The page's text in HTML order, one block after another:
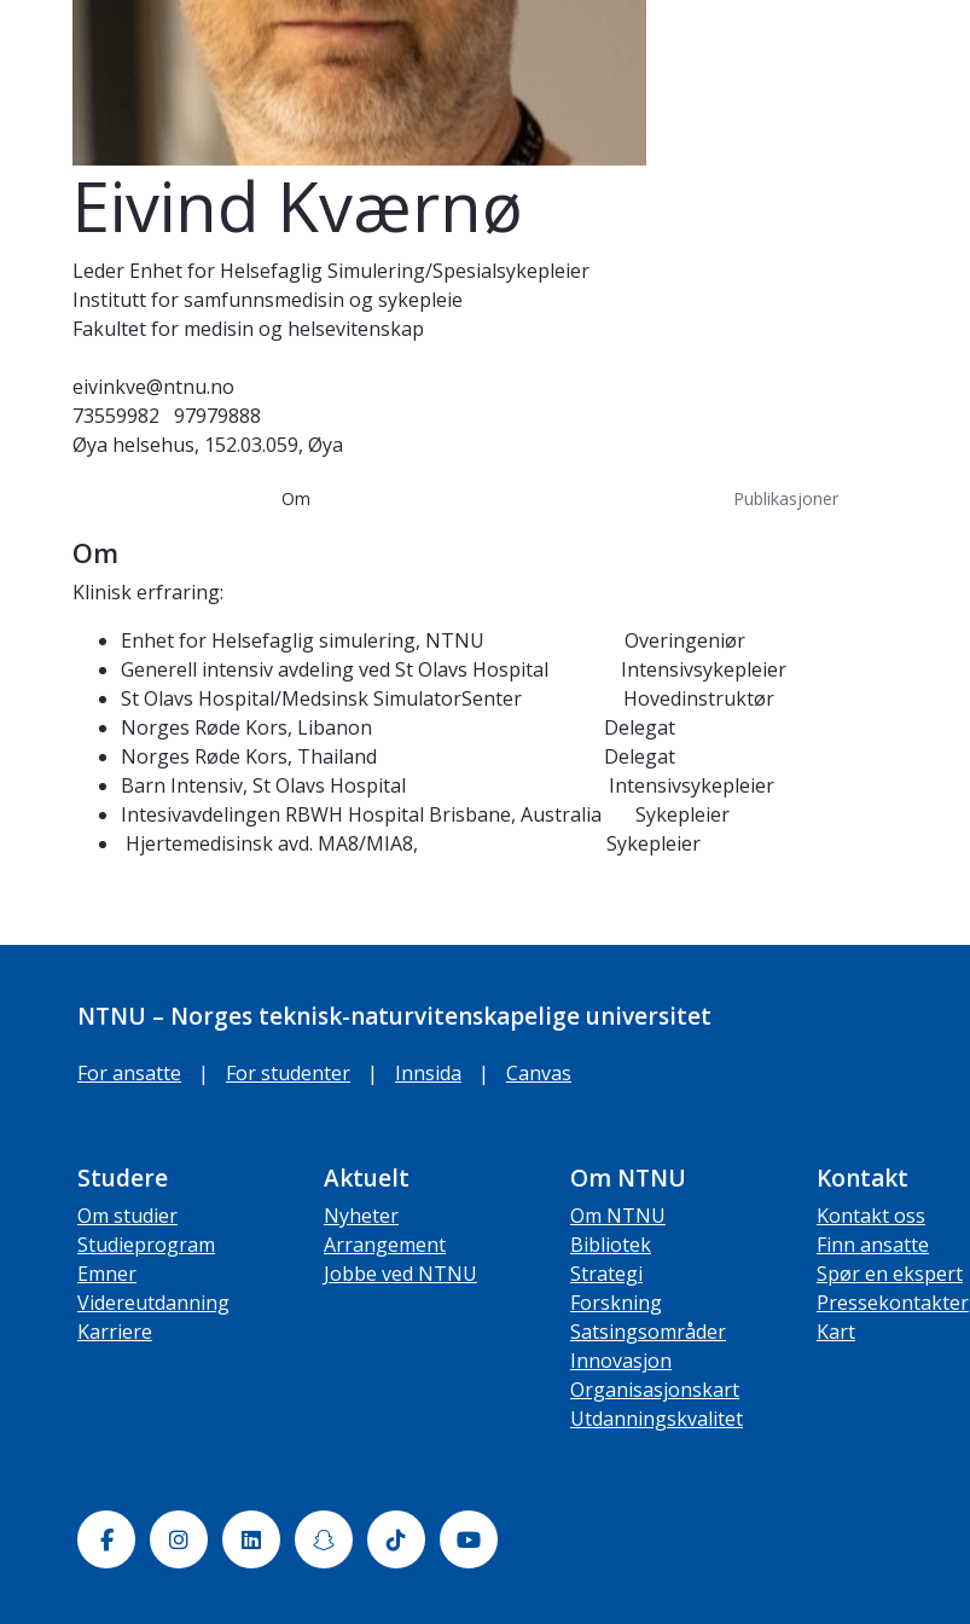
Eivind Kværnø
Leder Enhet for Helsefaglig Simulering/Spesialsykepleier
Institutt for samfunnsmedisin og sykepleie
Fakultet for medisin og helsevitenskap
eivinkve@ntnu.no
73559982 97979888
Øya helsehus, 152.03.059, Øya
Om Publikasjoner
Om
Klinisk erfraring:
Enhet for Helsefaglig simulering, NTNU Overingeniør
Generell intensiv avdeling ved St Olavs Hospital Intensivsykepleier
St Olavs Hospital/Medsinsk SimulatorSenter Hovedinstruktør
Norges Røde Kors, Libanon Delegat
Norges Røde Kors, Thailand Delegat
Barn Intensiv, St Olavs Hospital Intensivsykepleier
Intesivavdelingen RBWH Hospital Brisbane, Australia Sykepleier
Hjertemedisinsk avd. MA8/MIA8, Sykepleier
NTNU – Norges teknisk-naturvitenskapelige universitet
For ansatte | For studenter | Innsida | Canvas
Studere
Om studier
Studieprogram
Emner
Videreutdanning
Karriere
Aktuelt
Nyheter
Arrangement
Jobbe ved NTNU
Om NTNU
Om NTNU
Bibliotek
Strategi
Forskning
Satsingsområder
Innovasjon
Organisasjonskart
Utdanningskvalitet
Kontakt
Kontakt oss
Finn ansatte
Spør en ekspert
Pressekontakter
Kart
FacebookInstagramLinkedinSnapchatTiktok Youtube